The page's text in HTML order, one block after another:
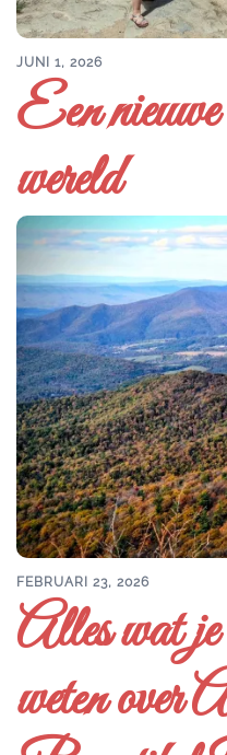
JUNI 1, 2026
Een
wereld
FEBRUARI 23, 2026
Alles wat
weten over